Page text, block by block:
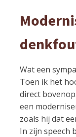
Wat een
Toen ik het
direct
een
zoals hij dat
In zijn speech